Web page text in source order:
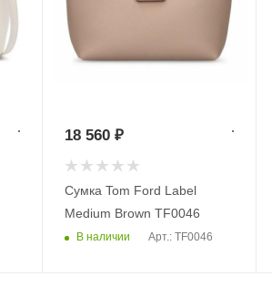
Сумка Tom Ford Label
Medium Brown TF0046
В наличии Арт.: TF0046
18 560 ₽